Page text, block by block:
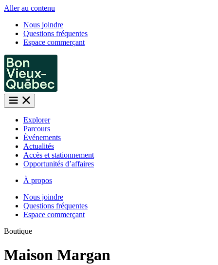
Aller au contenu
Nous joindre
Questions fréquentes
Espace commerçant
Explorer
Parcours
Événements
Actualités
Accès et stationnement
Opportunités d’affaires
À propos
Nous joindre
Questions fréquentes
Espace commerçant
Boutique
Maison Margan